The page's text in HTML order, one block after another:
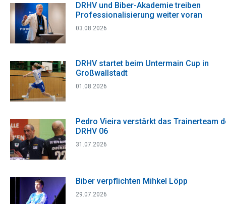
DRHV und Biber-Akademie treiben
Professionalisierung weiter voran
03.08.2026
DRHV startet beim Untermain Cup in
Großwallstadt
01.08.2026
Pedro Vieira verstärkt das Trainerteam
DRHV 06
31.07.2026
Biber verpflichten Mihkel Löpp
29.07.2026